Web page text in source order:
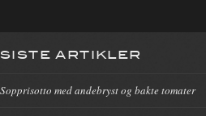
SISTE ARTIKLER
Sopprisotto med andebryst og bakte tomater